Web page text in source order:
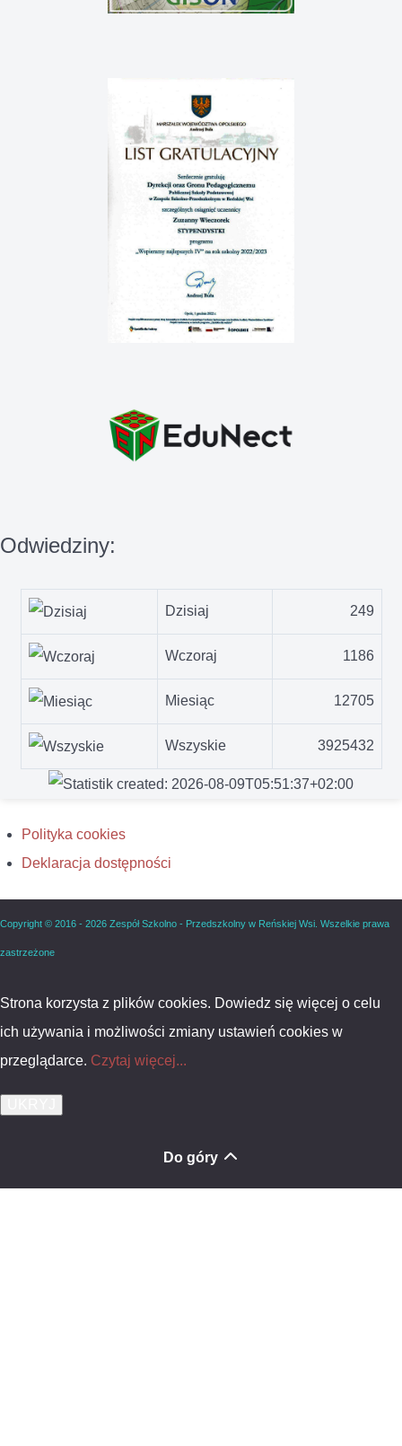
Odwiedziny:
Dzisiaj 249
Wczoraj 1186
Miesiąc 12705
Wszyskie 3925432
Polityka cookies
Deklaracja dostępności
Copyright © 2016 - 2026 Zespół Szkolno - Przedszkolny w Reńskiej Wsi. Wszelkie prawa
zastrzeżone
Strona korzysta z plików cookies. Dowiedz się więcej o celu
ich używania i możliwości zmiany ustawień cookies w
przeglądarce. Czytaj więcej...
Do góry